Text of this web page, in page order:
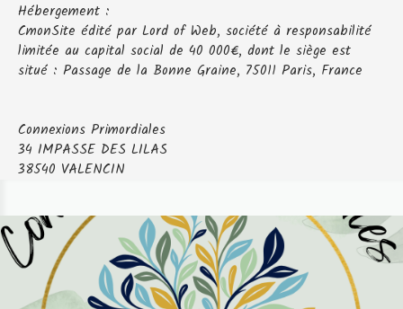
Hébergement :
CmonSite édité par Lord of Web, société à responsabilité
limitée au capital social de 40 000€, dont le siège est
situé : Passage de la Bonne Graine, 75011 Paris, France
Connexions Primordiales
34 IMPASSE DES LILAS
38540 VALENCIN